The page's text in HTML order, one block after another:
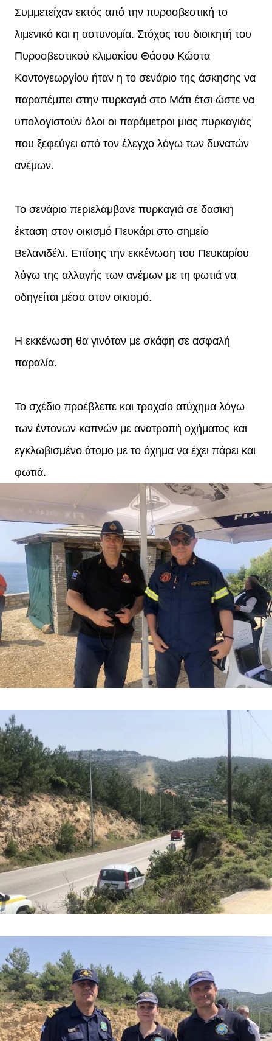
Συμμετείχαν εκτός από την πυροσβεστική το
λιμενικό και η αστυνομία. Στόχος του διοικητή του
Πυροσβεστικού κλιμακίου Θάσου Κώστα
Κοντογεωργίου ήταν η το σενάριο της άσκησης να
παραπέμπει στην πυρκαγιά στο Μάτι έτσι ώστε να
υπολογιστούν όλοι οι παράμετροι μιας πυρκαγιάς
που ξεφεύγει από τον έλεγχο λόγω των δυνατών
ανέμων.
Το σενάριο περιελάμβανε πυρκαγιά σε δασική
έκταση στον οικισμό Πευκάρι στο σημείο
Βελανιδέλι. Επίσης την εκκένωση του Πευκαρίου
λόγω της αλλαγής των ανέμων με τη φωτιά να
οδηγείται μέσα στον οικισμό.
Η εκκένωση θα γινόταν με σκάφη σε ασφαλή
παραλία.
Το σχέδιο προέβλεπε και τροχαίο ατύχημα λόγω
των έντονων καπνών με ανατροπή οχήματος και
εγκλωβισμένο άτομο με το όχημα να έχει πάρει και
φωτιά.